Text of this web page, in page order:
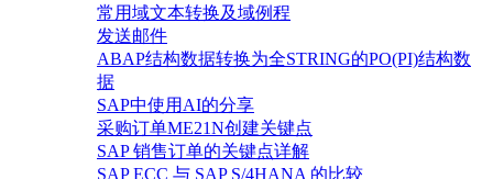
常用域文本转换及域例程
发送邮件
ABAP结构数据转换为全STRING的PO(PI)结构数
据
SAP中使用AI的分享
采购订单ME21N创建关键点
SAP 销售订单的关键点详解
SAP ECC 与 SAP S/4HANA 的比较